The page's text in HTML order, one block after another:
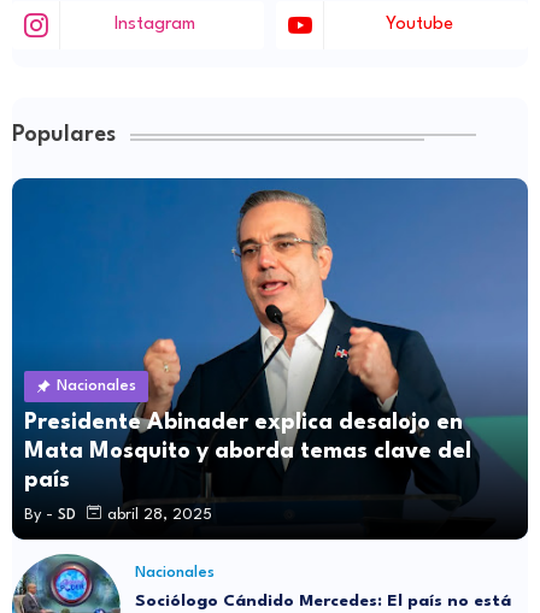
Instagram Youtube
Populares
Nacionales
Presidente Abinader explica desalojo en
Mata Mosquito y aborda temas clave del
país
By - SD abril 28, 2025
Nacionales
Sociólogo Cándido Mercedes: El país no está